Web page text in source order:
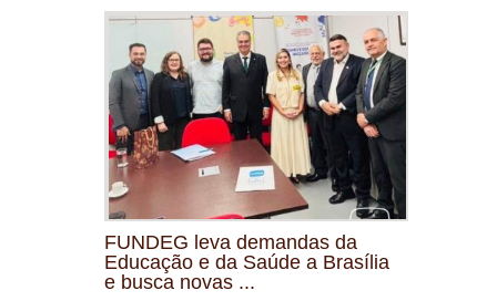
FUNDEG leva demandas da
Educação e da Saúde a Brasília
e busca novas ...